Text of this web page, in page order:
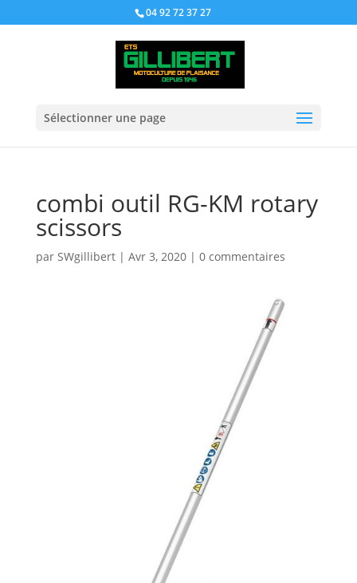
04 92 72 37 27
Sélectionner une page
combi outil RG-KM rotary
scissors
par SWgillibert| Avr 3, 2020| 0 commentaires